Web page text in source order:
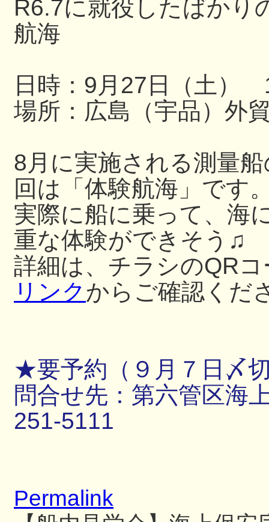
R6.7に就役したばかり
航海
日時：9月27日（土）
場所：広島（宇品）外
8月に実施される測量
回は「体験航海」です
実際に船に乗って、海
重な体験ができそう♫
詳細は、チラシのQR
リンクからご確認くだ
★要予約（９月７日〆
問合せ先：第六管区海
251-5111
Permalink